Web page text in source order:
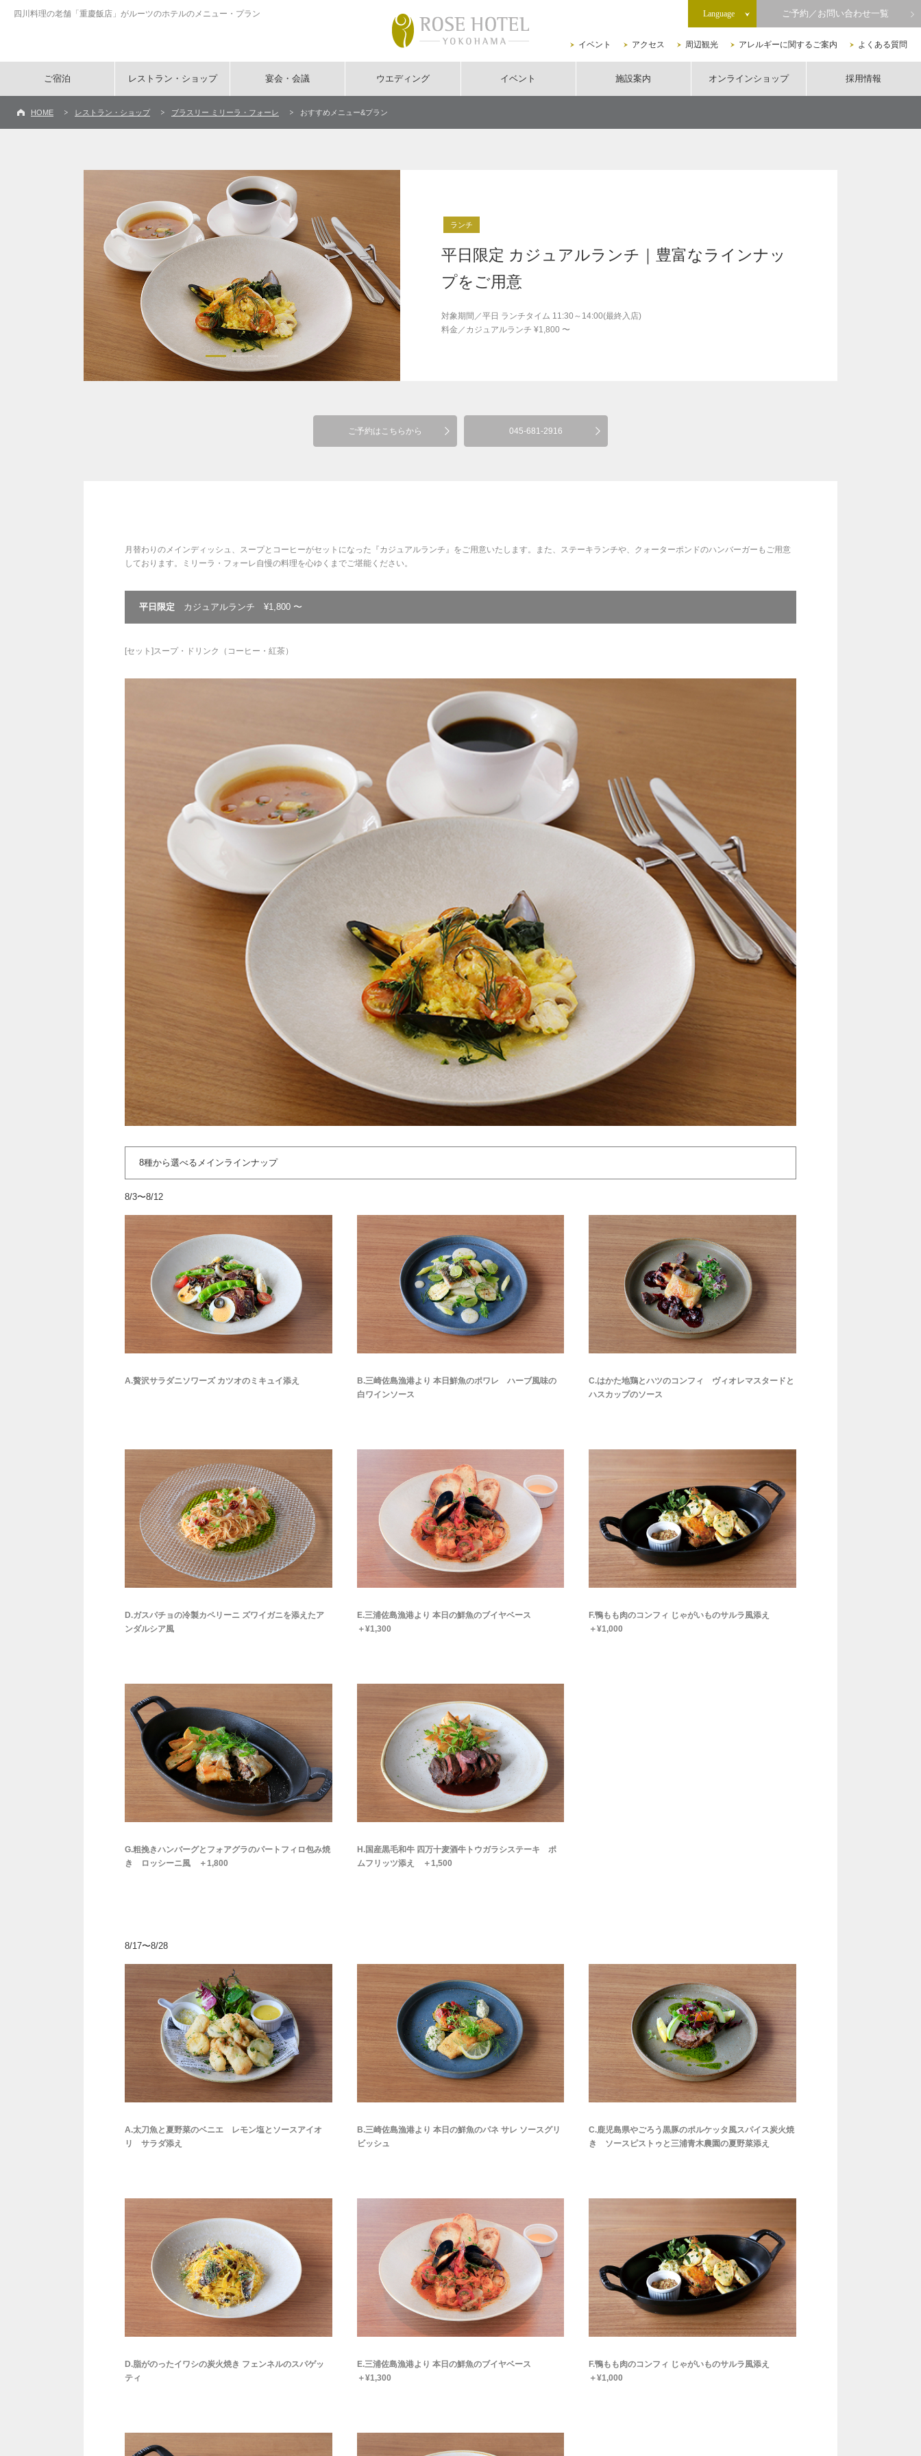
四川料理の老舗「重慶飯店」がルーツのホテルのメニュー・プラン
イベント アクセス 周辺観光 アレルギーに関するご案内 よくある質問
ご宿泊 レストラン・ショップ 宴会・会議 ウエディング イベント 施設案内 オンラインショップ 採用情報
Language ご予約／お問い合わせ一覧
HOME レストラン・ショップ ブラスリー ミリーラ・フォーレ おすすめメニュー&プラン
ランチ
平日限定 カジュアルランチ｜豊富なラインナッ
プをご用意
対象期間 ／平日 ランチタイム 11:30～14:00(最終入店)
料金 ／ カジュアルランチ ¥1,800 〜
ご予約はこちらから 045-681-2916
月替わりのメインディッシュ、スープとコーヒーがセットになった『カジュアルランチ』をご用意いたします。また、ステーキランチや、クォーターポンドのハンバーガーもご用意
しております。ミリーラ・フォーレ自慢の料理を心ゆくまでご堪能ください。
平日限定 カジュアルランチ ¥1,800 〜
[セット]スープ・ドリンク（コーヒー・紅茶）
8種から選べるメインラインナップ
8/3〜8/12
A.贅沢サラダニソワーズ カツオのミキュイ添え
B.三崎佐島漁港より 本日鮮魚のポワレ ハーブ風味の
白ワインソース
C.はかた地鶏とハツのコンフィ ヴィオレマスタードと
ハスカップのソース
D.ガスパチョの冷製カペリーニ ズワイガニを添えたア
ンダルシア風
E.三浦佐島漁港より 本日の鮮魚のブイヤベース
＋¥1,300
F.鴨もも肉のコンフィ じゃがいものサルラ風添え
＋¥1,000
G.粗挽きハンバーグとフォアグラのパートフィロ包み焼
き ロッシーニ風 ＋1,800
H.国産黒毛和牛 四万十麦酒牛トウガラシステーキ ポ
ムフリッツ添え ＋1,500
8/17〜8/28
A.太刀魚と夏野菜のベニエ レモン塩とソースアイオ
リ サラダ添え
B.三崎佐島漁港より 本日の鮮魚のパネ サレ ソースグリ
ビッシュ
C.鹿児島県やごろう黒豚のポルケッタ風スパイス炭火焼
き ソースピストゥと三浦青木農園の夏野菜添え
D.脂がのったイワシの炭火焼き フェンネルのスパゲッ
ティ
E.三浦佐島漁港より 本日の鮮魚のブイヤベース
＋¥1,300
F.鴨もも肉のコンフィ じゃがいものサルラ風添え
＋¥1,000